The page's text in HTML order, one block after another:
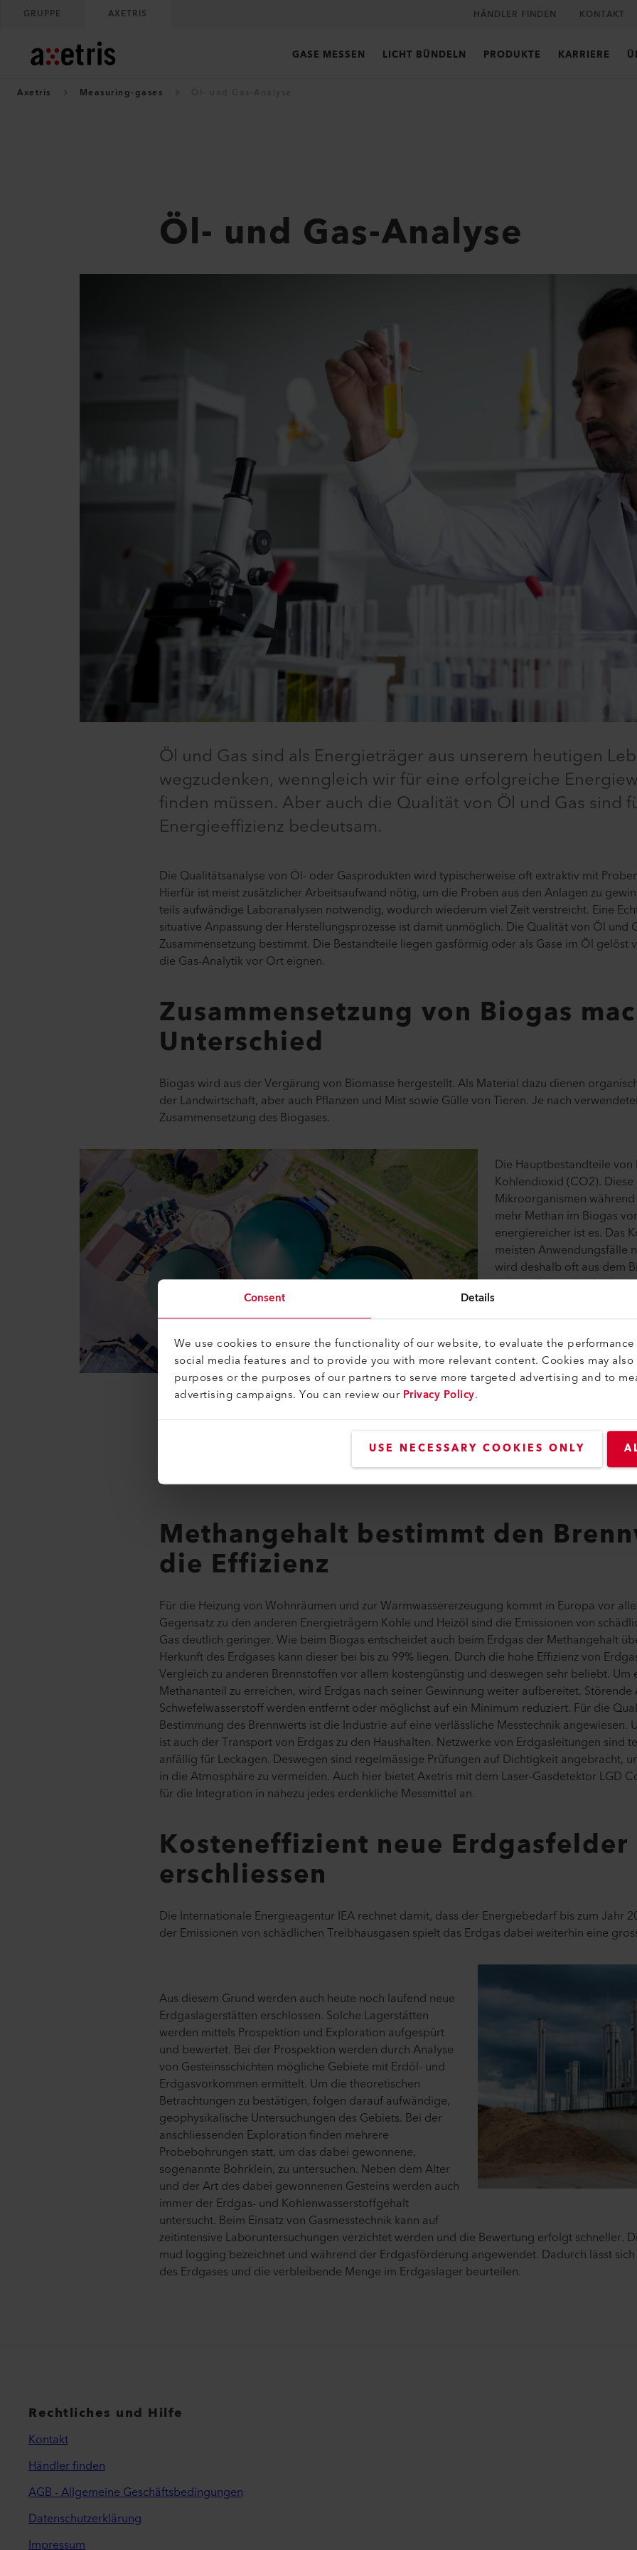
Consent Details
We use cookies to ensure the functionality of our website, to evaluate the
social media features and to provide you with more relevant content. Cookies may
purposes or the purposes of our partners to serve more targeted advertising and to
advertising campaigns. You can review ourPrivacy Policy.
USE NECESSARY COOKIES ONLY
GRUPPE AXETRIS HÄNDLER FINDEN KONTAKT
GASE MESSEN LICHT BÜNDELN PRODUKTE KARRIERE
Axetris Measuring-gases
Öl- und Gas-Analyse
Öl und Gas sind als Energieträger aus unserem heutigen
wegzudenken, wenngleich wir für eine erfolgreiche
finden müssen. Aber auch die Qualität von Öl und Gas sind
Energieeffizienz bedeutsam.
Die Qualitätsanalyse von Öl- oder Gasprodukten wird typischerweise oft extraktiv mit
Hierfür ist meist zusätzlicher Arbeitsaufwand nötig, um die Proben aus den Anlagen zu
teils aufwändige Laboranalysen notwendig, wodurch wiederum viel Zeit verstreicht. Eine
situative Anpassung der Herstellungsprozesse ist damit unmöglich. Die Qualität von Öl und
Zusammensetzung bestimmt. Die Bestandteile liegen gasförmig oder als Gase im Öl gelöst
die Gas-Analytik vor Ort eignen.
Zusammensetzung von Biogas
Unterschied
Biogas wird aus der Vergärung von Biomasse hergestellt. Als Material dazu dienen
der Landwirtschaft, aber auch Pflanzen und Mist sowie Gülle von Tieren. Je nach
Zusammensetzung des Biogases.
Die Hauptbestandteile
Kohlendioxid (CO2).
Mikroorganismen
mehr Methan im Biogas
energiereicher ist es. Das
meisten Anwendungsfälle
wird deshalb oft aus dem
weitere Bestandteile
Sauerstoff (O2),
Schwefelwasserstoff und
Qualitätsminderung dar,
entfernt bzw. reduziert
Gase in die Verbrennung
Gesundheitsgefährdung für Menschen zur Folge haben. Eine Messung der verschiedenen
insbesondere Methan, Schwefelwasserstoff und Ammoniak, ist also für die Überwachung
Bedeutung. Können diese Gase in Echtzeit gemessen werden, lässt dies die Steuerung und
Methangehalt bestimmt den
die Effizienz
Für die Heizung von Wohnräumen und zur Warmwassererzeugung kommt in Europa vor
Gegensatz zu den anderen Energieträgern Kohle und Heizöl sind die Emissionen von
Gas deutlich geringer. Wie beim Biogas entscheidet auch beim Erdgas der Methangehalt
Herkunft des Erdgases kann dieser bei bis zu 99% liegen. Durch die hohe Effizienz von
Vergleich zu anderen Brennstoffen vor allem kostengünstig und deswegen sehr beliebt. Um
Methananteil zu erreichen, wird Erdgas nach seiner Gewinnung weiter aufbereitet.
Schwefelwasserstoff werden entfernt oder möglichst auf ein Minimum reduziert. Für die
Bestimmung des Brennwerts ist die Industrie auf eine verlässliche Messtechnik
ist auch der Transport von Erdgas zu den Haushalten. Netzwerke von Erdgasleitungen sind
anfällig für Leckagen. Deswegen sind regelmässige Prüfungen auf Dichtigkeit angebracht,
in die Atmosphäre zu vermeiden. Auch hier bietet Axetris mit dem Laser-Gasdetektor LGD
für die Integration in nahezu jedes erdenkliche Messmittel an.
Kosteneffizient neue Erdgasfelder
erschliessen
Die Internationale Energieagentur IEA rechnet damit, dass der Energiebedarf bis zum Jahr
der Emissionen von schädlichen Treibhausgasen spielt das Erdgas dabei weiterhin eine
Aus diesem Grund werden auch heute noch laufend neue
Erdgaslagerstätten erschlossen. Solche Lagerstätten
werden mittels Prospektion und Exploration aufgespürt
und bewertet. Bei der Prospektion werden durch Analyse
von Gesteinsschichten mögliche Gebiete mit Erdöl- und
Erdgasvorkommen ermittelt. Um die theoretischen
Betrachtungen zu bestätigen, folgen darauf aufwändige,
geophysikalische Untersuchungen des Gebiets. Bei der
anschliessenden Exploration finden mehrere
Probebohrungen statt, um das dabei gewonnene,
sogenannte Bohrklein, zu untersuchen. Neben dem Alter
und der Art des dabei gewonnenen Gesteins werden auch
immer der Erdgas- und Kohlenwasserstoffgehalt
untersucht. Beim Einsatz von Gasmesstechnik kann auf
zeitintensive Laboruntersuchungen verzichtet werden und die Bewertung erfolgt schneller.
mud logging bezeichnet und während der Erdgasförderung angewendet. Dadurch lässt
des Erdgases und die verbleibende Menge im Erdgaslager beurteilen.
Rechtliches und Hilfe
Kontakt
Händler finden
AGB - Allgemeine Geschäftsbedingungen
Datenschutzerklärung
Impressum